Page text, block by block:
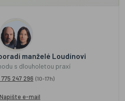
manželé Loudínovi
s dlouholetou praxí
247 296 (10-17h)
Napište e-mail